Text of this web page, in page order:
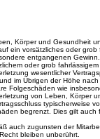
Körper und Gesundheit
ein vorsätzliches oder
entgangenen Gewinn.
oder grob
wesentlicher
im Übrigen der Höhe
Folgeschäden wie
von Leben, Körper
typischerweise
begrenzt. Dies gilt
auch zugunsten der
bleiben unberührt.